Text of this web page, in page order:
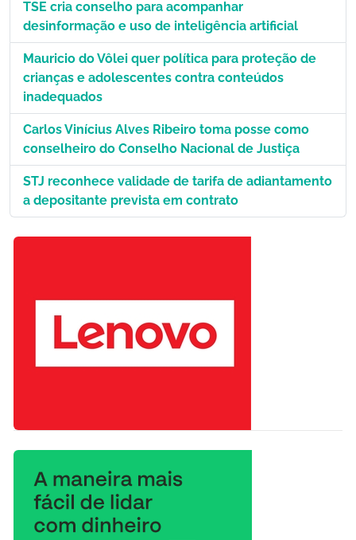
TSE cria conselho para acompanhar
desinformação e uso de inteligência artificial
Mauricio do Vôlei quer política para proteção de
crianças e adolescentes contra conteúdos
inadequados
Carlos Vinícius Alves Ribeiro toma posse como
conselheiro do Conselho Nacional de Justiça
STJ reconhece validade de tarifa de adiantamento
a depositante prevista em contrato